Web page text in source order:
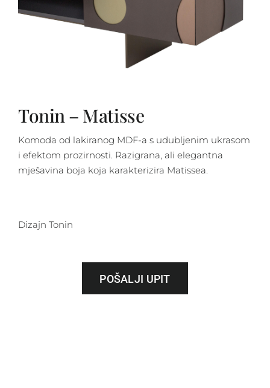
Tonin – Matisse
Komoda od lakiranog MDF-a s udubljenim ukrasom
i efektom prozirnosti. Razigrana, ali elegantna
mješavina boja koja karakterizira Matissea.
Dizajn Tonin
POŠALJI UPIT